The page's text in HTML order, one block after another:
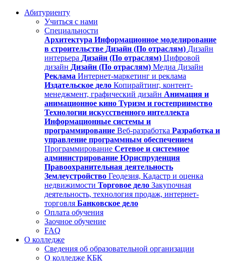
Абитуриенту
Учиться с нами
Специальности
Архитектура Информационное моделирование
в строительстве Дизайн (По отраслям) Дизайн
интерьера Дизайн (По отраслям) Цифровой
дизайн Дизайн (По отраслям) Медиа Дизайн
Реклама Интернет-маркетинг и реклама
Издательское дело Копирайтинг, контент-
менеджмент, графический дизайн Анимация и
анимационное кино Туризм и гостеприимство
Технологии искусственного интеллекта
Информационные системы и
программирование Веб-разработка Разработка и
управление программным обеспечением
Программирование Сетевое и системное
администрирование Юриспруденция
Правоохранительная деятельность
Землеустройство Геодезия, Кадастр и оценка
недвижимости Торговое дело Закупочная
деятельность, технология продаж, интернет-
торговля Банковское дело
Оплата обучения
Заочное обучение
FAQ
О колледже
Сведения об образовательной организации
О колледже КБК